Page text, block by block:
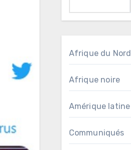
Afrique du Nord
Afrique noire
Amérique latine
Communiqués